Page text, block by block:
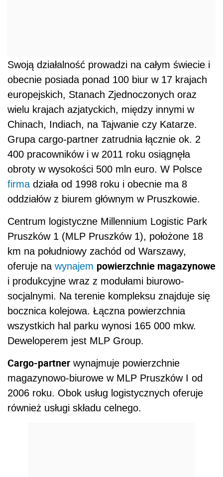
Swoją działalność prowadzi na całym świecie i
obecnie posiada ponad 100 biur w 17 krajach
europejskich, Stanach Zjednoczonych oraz
wielu krajach azjatyckich, między innymi w
Chinach, Indiach, na Tajwanie czy Katarze.
Grupa cargo-partner zatrudnia łącznie ok. 2
400 pracowników i w 2011 roku osiągnęła
obroty w wysokości 500 mln euro. W Polsce
firma działa od 1998 roku i obecnie ma 8
oddziałów z biurem głównym w Pruszkowie.
Centrum logistyczne Millennium Logistic Park
Pruszków 1 (MLP Pruszków 1), położone 18
km na południowy zachód od Warszawy,
oferuje na wynajem powierzchnie magazynowe
i produkcyjne wraz z modułami biurowo-
socjalnymi. Na terenie kompleksu znajduje się
bocznica kolejowa. Łączna powierzchnia
wszystkich hal parku wynosi 165 000 mkw.
Deweloperem jest MLP Group.
Cargo-partner wynajmuje powierzchnie
magazynowo-biurowe w MLP Pruszków I od
2006 roku. Obok usług logistycznych oferuje
również usługi składu celnego.